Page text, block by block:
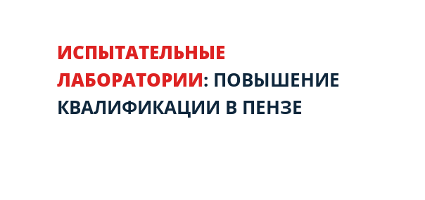
ИСПЫТАТЕЛЬНЫЕ
ЛАБОРАТОРИИ: ПОВЫШЕНИЕ
КВАЛИФИКАЦИИ В ПЕНЗЕ